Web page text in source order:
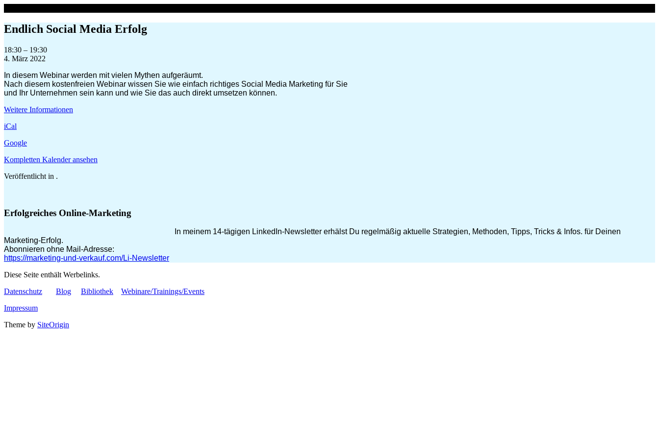
springen
Endlich Social Media Erfolg
Endlich
Social
Erfolg
18:30 – 19:30
4. März 2022
In diesem Webinar werden mit vielen Mythen aufgeräumt.
Nach diesem kostenfreien Webinar wissen Sie wie einfach richtiges Social Media Marketing für Sie
und Ihr Unternehmen sein kann und wie Sie das auch direkt umsetzen können.
Weitere Informationen
iCal
Google
Kompletten Kalender ansehen
Veröffentlicht in .
Erfolgreiches Online-Marketing
In meinem 14-tägigen LinkedIn-Newsletter erhälst Du regelmäßig aktuelle Strategien, Methoden, Tipps, Tricks & Infos. für Deinen
Marketing-Erfolg.
Abonnieren ohne Mail-Adresse:
https://marketing-und-verkauf.com/Li-Newsletter
Diese Seite enthält Werbelinks.
Datenschutz
Blog Bibliothek
Webinare/Trainings/Events
Impressum
Theme by SiteOrigin